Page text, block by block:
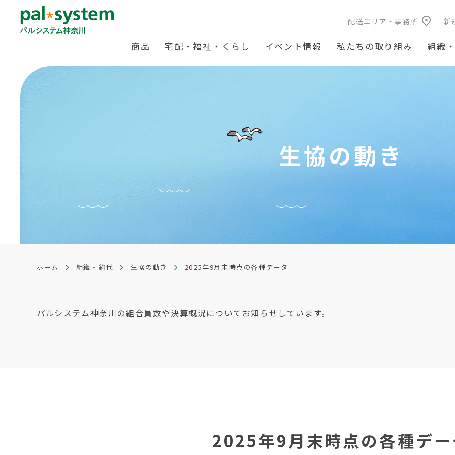
配送エリア・事務所 新
商品 宅配・福祉・くらし イベント情報 私たちの取り組み 組織
生協の動き
ホーム 組織・総代 生協の動き 2025年9月末時点の各種データ
パルシステム神奈川の組合員数や決算概況についてお知らせしています。
2025年9月末時点の各種デ